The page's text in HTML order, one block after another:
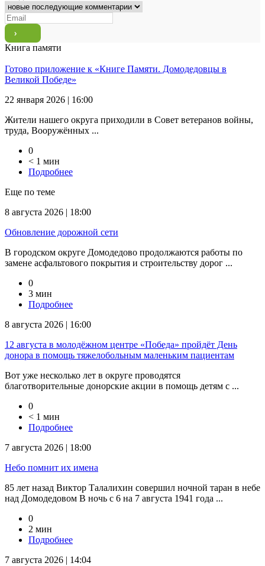
Книга памяти
Готово приложение к «Книге Памяти. Домодедовцы в
Великой Победе»
22 января 2026 | 16:00
Жители нашего округа приходили в Совет ветеранов войны,
труда, Вооружённых ...
0
< 1 мин
Подробнее
Еще по теме
8 августа 2026 | 18:00
Обновление дорожной сети
В городском округе Домодедово продолжаются работы по
замене асфальтового покрытия и строительству дорог ...
0
3 мин
Подробнее
8 августа 2026 | 16:00
12 августа в молодёжном центре «Победа» пройдёт День
донора в помощь тяжелобольным маленьким пациентам
Вот уже несколько лет в округе проводятся
благотворительные донорские акции в помощь детям с ...
0
< 1 мин
Подробнее
7 августа 2026 | 18:00
Небо помнит их имена
85 лет назад Виктор Талалихин совершил ночной таран в небе
над Домодедовом В ночь с 6 на 7 августа 1941 года ...
0
2 мин
Подробнее
7 августа 2026 | 14:04